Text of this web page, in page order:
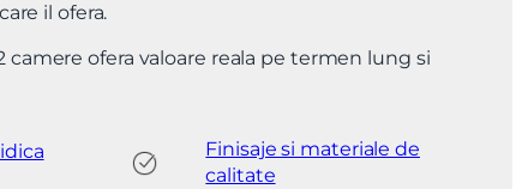
il ofera.
ofera valoare reala pe termen lung si
Finisaje si materiale de
calitate